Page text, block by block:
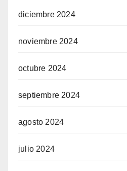
diciembre 2024
noviembre 2024
octubre 2024
septiembre 2024
agosto 2024
julio 2024